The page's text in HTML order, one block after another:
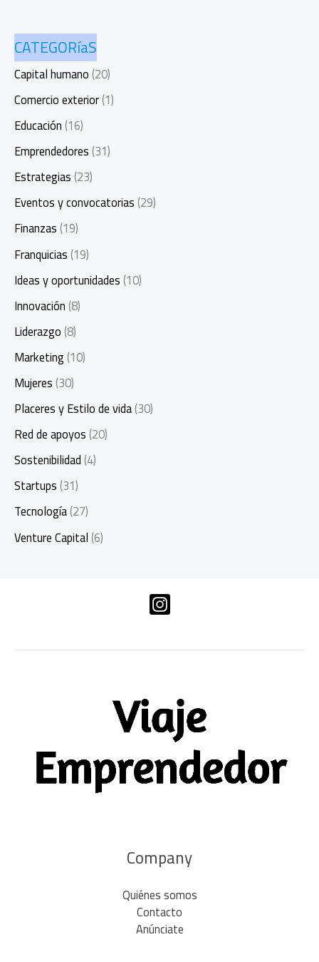
CATEGORíaS
Capital humano(20)
Comercio exterior(1)
Educación(16)
Emprendedores(31)
Estrategias(23)
Eventos y convocatorias(29)
Finanzas(19)
Franquicias(19)
Ideas y oportunidades(10)
Innovación(8)
Liderazgo(8)
Marketing(10)
Mujeres(30)
Placeres y Estilo de vida(30)
Red de apoyos(20)
Sostenibilidad(4)
Startups(31)
Tecnología(27)
Venture Capital(6)
Company
Quiénes somos
Contacto
Anúnciate